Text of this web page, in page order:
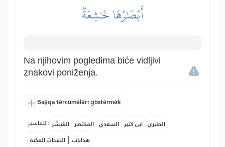
أَبۡصَٰرُهَا خَٰشِعَةٞ
Na njihovim pogledima biće vidljivi
znakovi poniženja.
Başqa tərcümələri göstərmək
التفاسير: المُيسَّر المختصر السعدي ابن كثير الطبري
النفحات المكية | هدايات